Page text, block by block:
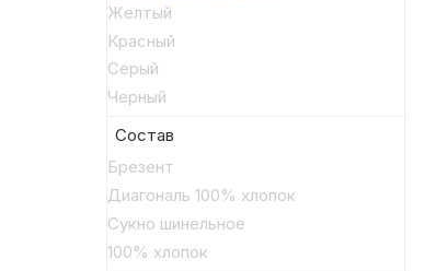
Желтый
Красный
Серый
Черный
Состав
Брезент
Диагональ 100% хлопок
Сукно шинельное
100% хлопок